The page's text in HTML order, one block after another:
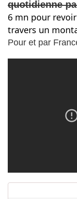
quotidienne
6 mn pour
travers un
Pour et par